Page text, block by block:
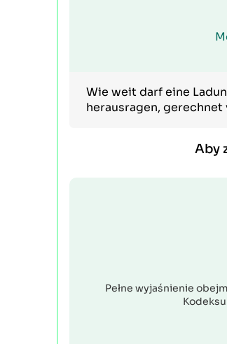
Wie weit darf eine
herausragen, gerechnet
Aby
Pełne wyjaśnienie